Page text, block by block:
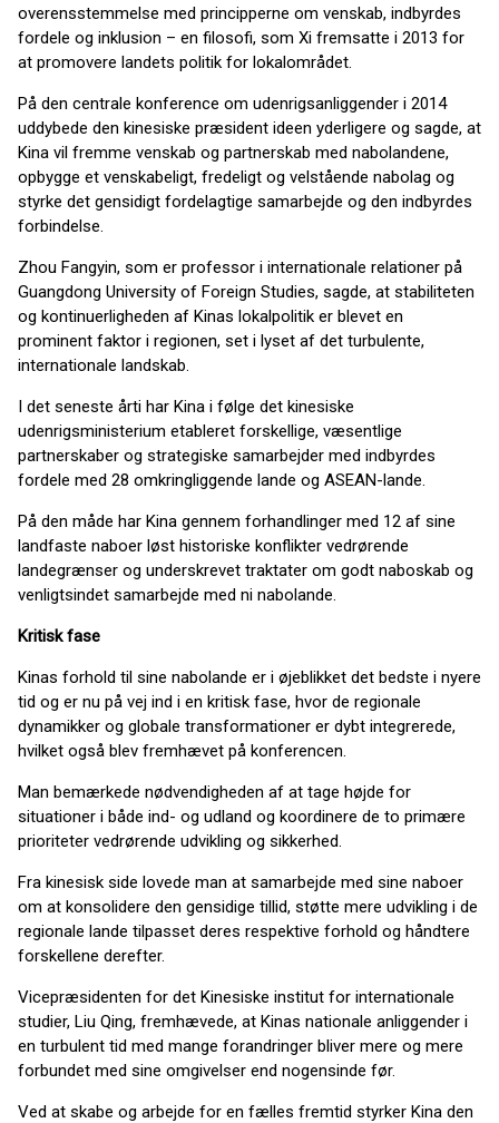
overensstemmelse med principperne om venskab, indbyrdes
fordele og inklusion – en filosofi, som Xi fremsatte i 2013 for
at promovere landets politik for lokalområdet.
På den centrale konference om udenrigsanliggender i 2014
uddybede den kinesiske præsident ideen yderligere og sagde, at
Kina vil fremme venskab og partnerskab med nabolandene,
opbygge et venskabeligt, fredeligt og velstående nabolag og
styrke det gensidigt fordelagtige samarbejde og den indbyrdes
forbindelse.
Zhou Fangyin, som er professor i internationale relationer på
Guangdong University of Foreign Studies, sagde, at stabiliteten
og kontinuerligheden af Kinas lokalpolitik er blevet en
prominent faktor i regionen, set i lyset af det turbulente,
internationale landskab.
I det seneste årti har Kina i følge det kinesiske
udenrigsministerium etableret forskellige, væsentlige
partnerskaber og strategiske samarbejder med indbyrdes
fordele med 28 omkringliggende lande og ASEAN-lande.
På den måde har Kina gennem forhandlinger med 12 af sine
landfaste naboer løst historiske konflikter vedrørende
landegrænser og underskrevet traktater om godt naboskab og
venligtsindet samarbejde med ni nabolande.
Kritisk fase
Kinas forhold til sine nabolande er i øjeblikket det bedste i nyere
tid og er nu på vej ind i en kritisk fase, hvor de regionale
dynamikker og globale transformationer er dybt integrerede,
hvilket også blev fremhævet på konferencen.
Man bemærkede nødvendigheden af at tage højde for
situationer i både ind- og udland og koordinere de to primære
prioriteter vedrørende udvikling og sikkerhed.
Fra kinesisk side lovede man at samarbejde med sine naboer
om at konsolidere den gensidige tillid, støtte mere udvikling i de
regionale lande tilpasset deres respektive forhold og håndtere
forskellene derefter.
Vicepræsidenten for det Kinesiske institut for internationale
studier, Liu Qing, fremhævede, at Kinas nationale anliggender i
en turbulent tid med mange forandringer bliver mere og mere
forbundet med sine omgivelser end nogensinde før.
Ved at skabe og arbejde for en fælles fremtid styrker Kina den